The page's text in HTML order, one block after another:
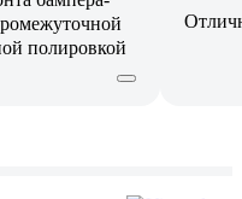
полировкой